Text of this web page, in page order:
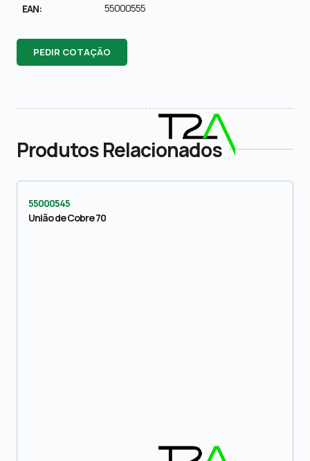
EAN: 55000555
PEDIR COTAÇÃO
Produtos Relacionados
55000545
União de Cobre 70